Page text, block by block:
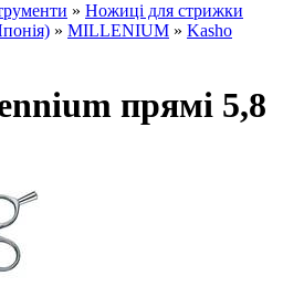
» Ножиці для стрижки
» MILLENIUM » Kasho
прямі 5,8